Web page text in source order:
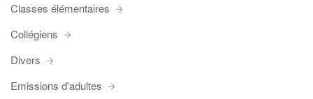
Classes élémentaires
Collégiens
Divers
Emissions d'adultes